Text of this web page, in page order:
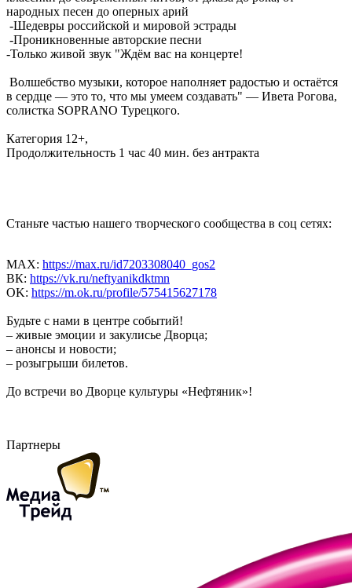
народных песен до оперных арий
-Шедевры российской и мировой эстрады
-Проникновенные авторские песни
-Только живой звук "Ждём вас на концерте!
Волшебство музыки, которое наполняет радостью и остаётся
в сердце — это то, что мы умеем создавать" — Ивета Рогова,
солистка SOPRANO Турецкого.
Категория 12+,
Продолжительность 1 час 40 мин. без антракта
Станьте частью нашего творческого сообщества в соц сетях:
MAX: https://max.ru/id7203308040_gos2
ВК: https://vk.ru/neftyanikdktmn
OK: https://m.ok.ru/profile/575415627178
Будьте с нами в центре событий!
– живые эмоции и закулисье Дворца;
– анонсы и новости;
– розыгрыши билетов.
До встречи во Дворце культуры «Нефтяник»!
Партнеры